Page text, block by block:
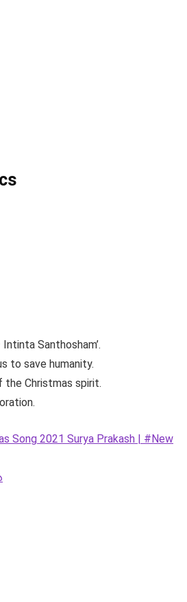
Santhosham’.
to save humanity.
the Christmas spirit.
2021 Surya Prakash | #New